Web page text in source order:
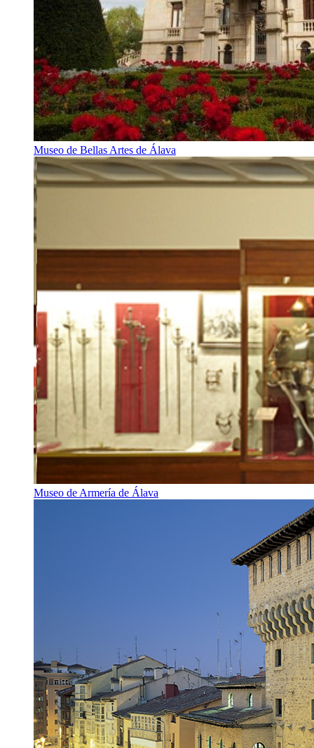
Museo de Bellas Artes de Álava
Museo de Armería de Álava